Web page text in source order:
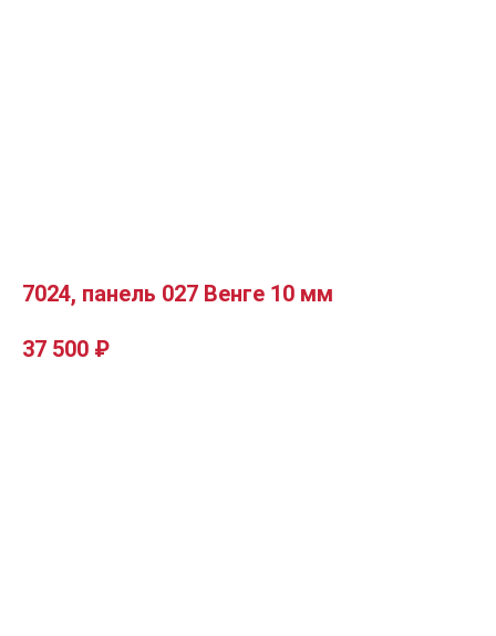
7024, панель 027 Венге 10 мм
37 500 ₽